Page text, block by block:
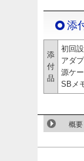
添
添
付
品
初回
アダ
源ケ
SBメ
概